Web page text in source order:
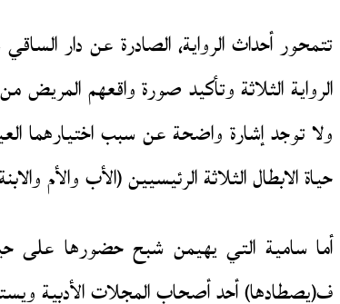
الرواية الثلاثة وتأكيد صورة واقعهم
ولا توجد إشارة واضحة عن سبب اختيارهما
حياة الابطال الثلاثة الرئيسيين (الأب والأم
أما سامية التي يهيمن شبح حضورها على
ف(يصطادها) أحد أصحاب المجلات الأدبية